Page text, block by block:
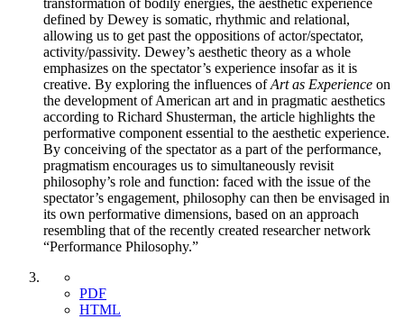
transformation of bodily energies, the aesthetic experience
defined by Dewey is somatic, rhythmic and relational,
allowing us to get past the oppositions of actor/spectator,
activity/passivity. Dewey’s aesthetic theory as a whole
emphasizes on the spectator’s experience insofar as it is
creative. By exploring the influences ofArt as Experience on
the development of American art and in pragmatic aesthetics
according to Richard Shusterman, the article highlights the
performative component essential to the aesthetic experience.
By conceiving of the spectator as a part of the performance,
pragmatism encourages us to simultaneously revisit
philosophy’s role and function: faced with the issue of the
spectator’s engagement, philosophy can then be envisaged in
its own performative dimensions, based on an approach
resembling that of the recently created researcher network
“Performance Philosophy.”
PDF
HTML